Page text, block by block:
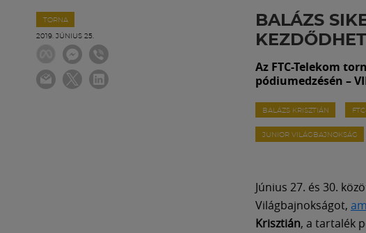
TORNA
2019. JÚNIUS 25.
BALÁZS
Az FTC-Telekom
pódiumedzésén –
BALÁZS KRISZTIÁN
JUNIOR VILÁGBAJNOKSÁG
Június 27. és 30.
Világbajnokságot,
Krisztián, a tartalék